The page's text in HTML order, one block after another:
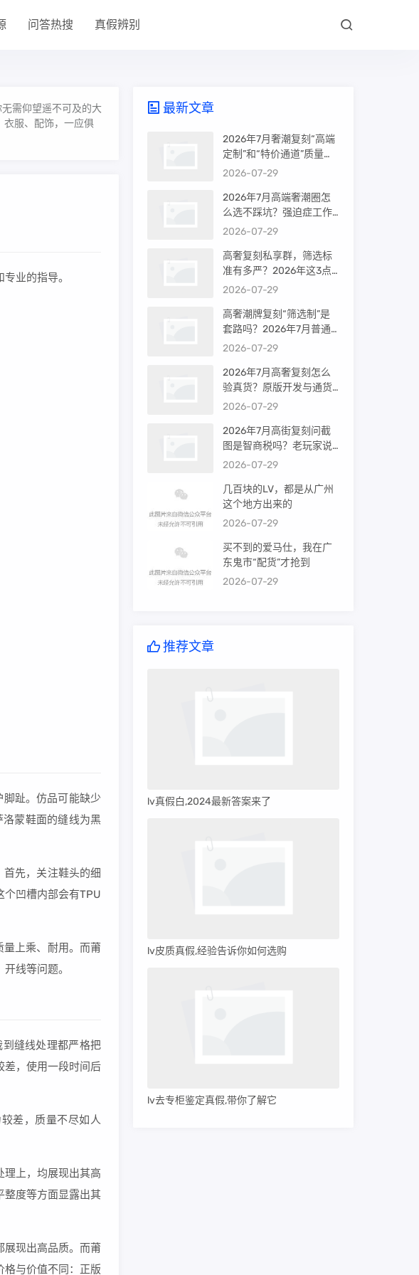
问答热搜 真假辨别
需仰望遥不可及的大
衣服、配饰，一应俱
业的指导。
趾。仿品可能缺少
蒙鞋面的缝线为黑
先，关注鞋头的细
个凹槽内部会有TPU
上乘、耐用。而莆
线等问题。
缝线处理都严格把
差，使用一段时间后
差，质量不尽如人
理上，均展现出其高
整度等方面显露出其
展现出高品质。而莆
格与价值不同：正版
最新文章
2026年7月奢潮复刻“高端
定制”和“特价通道”质量差
很多吗？内行人说出真相
2026-07-29
2026年7月高端奢潮圈怎
么选不踩坑？强迫症工作
室的筛选机制是真相还是
2026-07-29
高奢复刻私享群，筛选标
准有多严？2026年这3点
才是真相
2026-07-29
高奢潮牌复刻“筛选制”是
套路吗？2026年7月普通
买家能进高端群吗？
2026-07-29
2026年7月高奢复刻怎么
验真货？原版开发与通货
差距到底多大
2026-07-29
2026年7月高街复刻问截
图是智商税吗？老玩家说
出真相
2026-07-29
几百块的LV，都是从广州
这个地方出来的
2026-07-29
买不到的爱马仕，我在广
东鬼市“配货”才抢到
2026-07-29
推荐文章
lv真假白,2024最新答案来了
lv皮质真假,经验告诉你如何选购
lv去专柜鉴定真假,带你了解它